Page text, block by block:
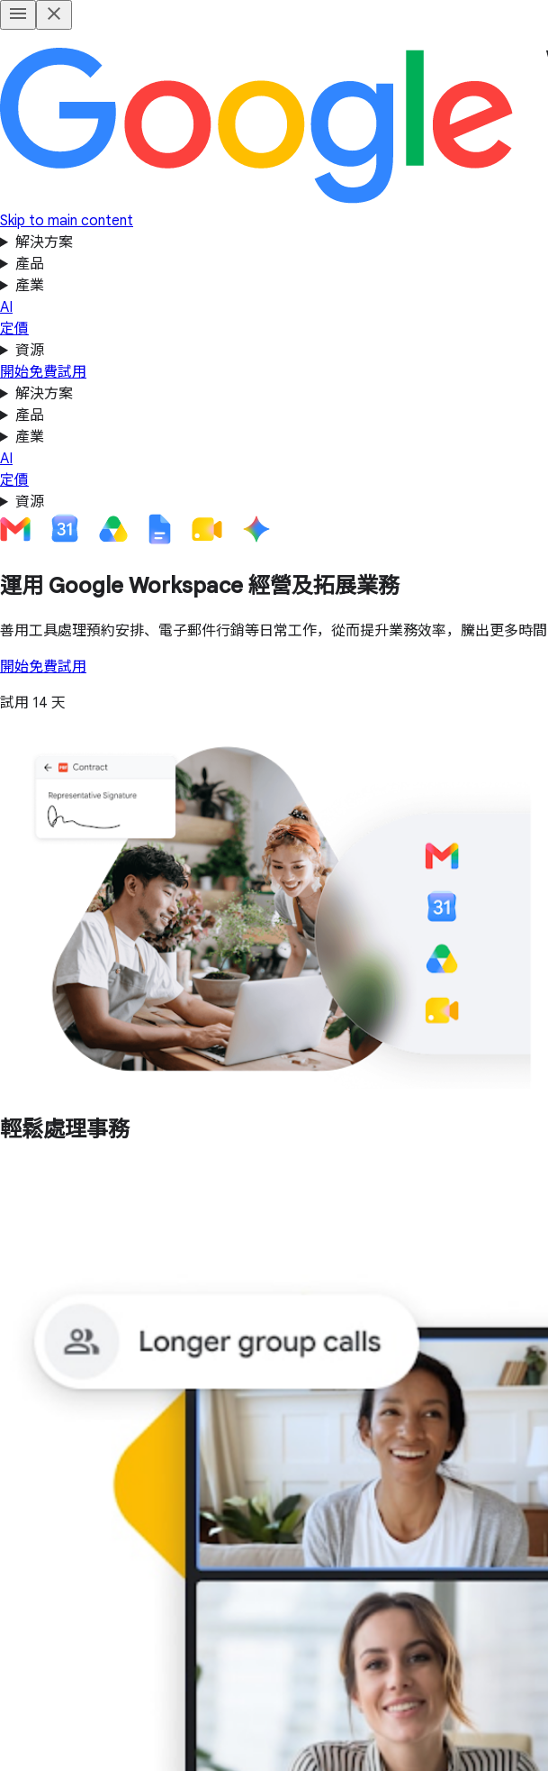
Skip to main content
解決方案
產品
產業
AI
定價
資源
開始免費試用
解決方案
產品
產業
AI
定價
資源
運用 Google Workspace 經營及拓展業務
善用工具處理預約安排、電子郵件行銷等日常工作，從而提升業務效率，騰出更多時
開始免費試用
試用 14 天
輕鬆處理事務